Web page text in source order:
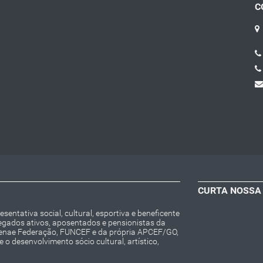
social, cultural, esportiva e beneficente
ativos, aposentados e pensionistas da
Federação, FUNCEF e da própria APCEF/GO,
o desenvolvimento sócio cultural, artístico,
CURTA